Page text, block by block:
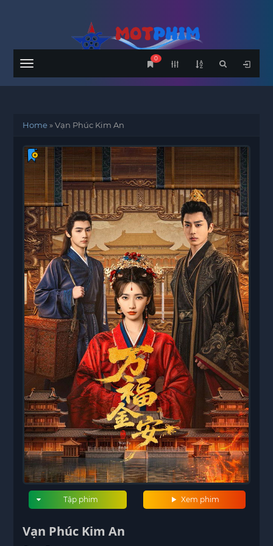
Menu
0
Home»Vạn Phúc Kim An
Xem phim
Tập phim
Vạn Phúc Kim An